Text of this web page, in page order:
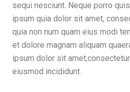
sequi nesciunt. Neque porro
ipsum quia dolor sit amet,
quia non num quam eius modi
et dolore magnam aliquam
ipsum dolor sit
eiusmod incididunt.